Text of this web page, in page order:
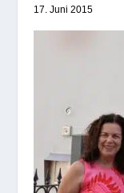
17. Juni 2015